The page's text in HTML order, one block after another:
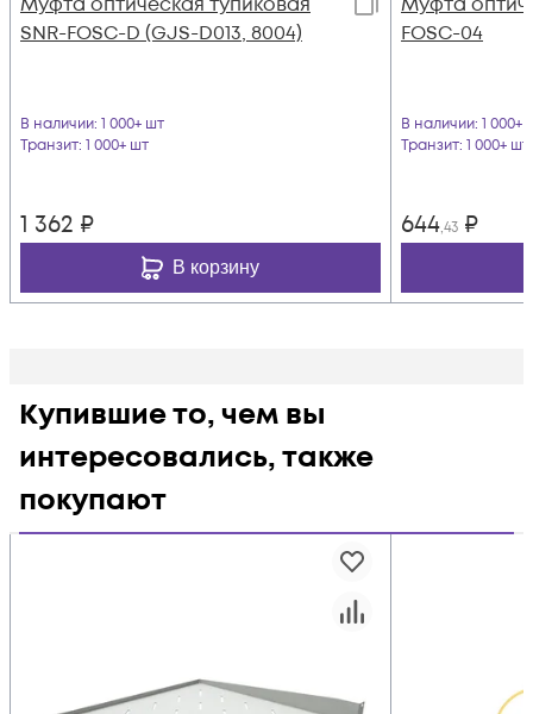
SNR-FOSC-D (GJS-D013, 8004)
В наличии: 1 000+ шт
Транзит: 1 000+ шт
1 362 ₽
В корзину
FOSC-04
В наличии: 1 000+
Транзит: 1 000+ шт
644,43 ₽
Купившие то, чем вы
интересовались, также
покупают